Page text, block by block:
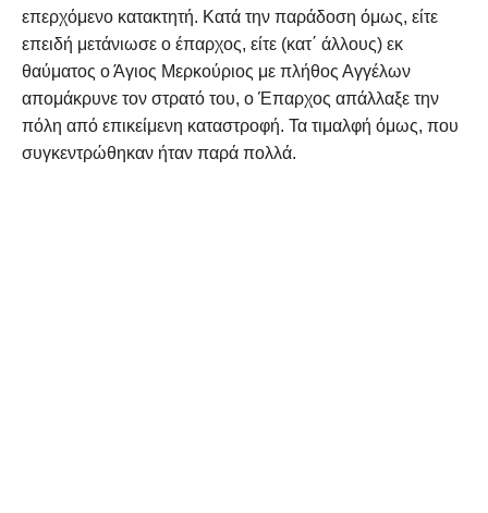
επερχόμενο κατακτητή. Κατά την παράδοση όμως, είτε
επειδή μετάνιωσε ο έπαρχος, είτε (κατ΄ άλλους) εκ
θαύματος ο Άγιος Μερκούριος με πλήθος Αγγέλων
απομάκρυνε τον στρατό του, ο Έπαρχος απάλλαξε την
πόλη από επικείμενη καταστροφή. Τα τιμαλφή όμως, που
συγκεντρώθηκαν ήταν παρά πολλά.